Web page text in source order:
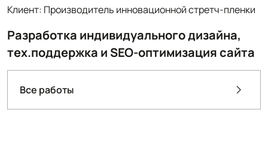
Клиент: Производитель инновационной стретч-пленки
Разработка индивидуального дизайна,
тех.поддержка и SEO-оптимизация сайта
Все работы